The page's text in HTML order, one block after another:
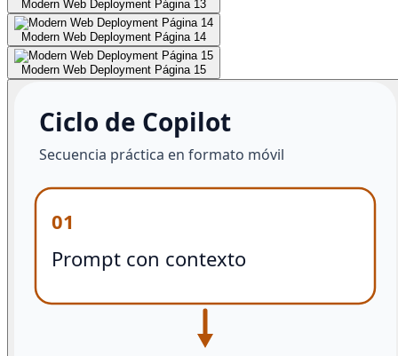
Modern Web Deployment Página 13
Modern Web Deployment Página 14
Modern Web Deployment Página 15